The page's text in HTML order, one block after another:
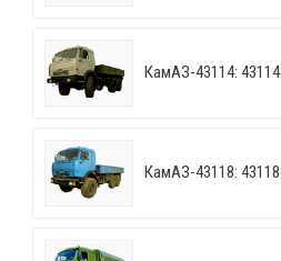
КамАЗ-43114: 43114
КамАЗ-43118: 43118